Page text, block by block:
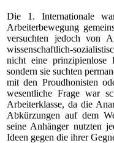
Die 1. Internationale
Arbeiterbewegung
versuchten jedoch von
wissenschaftlich-
nicht eine prinzipienlose
sondern sie suchten
mit den Proudhonisten
wesentliche Frage war
Arbeiterklasse, da die
Abkürzungen auf dem
seine Anhänger nutzten
Ideen gegen die ihrer